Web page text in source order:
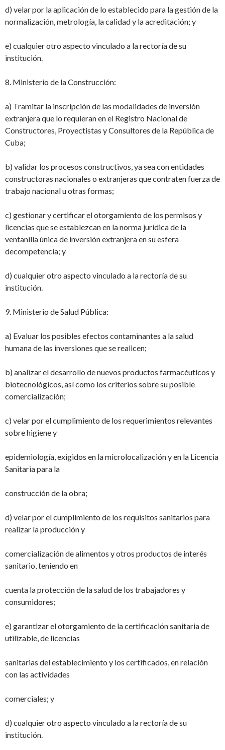
d) velar por la aplicación de lo establecido para la gestión de la
normalización, metrología, la calidad y la acreditación; y
e) cualquier otro aspecto vinculado a la rectoría de su
institución.
8. Ministerio de la Construcción:
a) Tramitar la inscripción de las modalidades de inversión
extranjera que lo requieranen el Registro Nacional de
Constructores, Proyectistas y Consultores de la República de
Cuba;
b) validar los procesos constructivos, ya sea con entidades
constructoras nacionales o extranjeras que contraten fuerza de
trabajo nacional u otras formas;
c) gestionar y certificar el otorgamiento de los permisos y
licencias que se establezcanen la norma jurídica de la
ventanilla única de inversión extranjera en su esfera
decompetencia; y
d) cualquier otro aspecto vinculado a la rectoría de su
institución.
9. Ministerio de Salud Pública:
a) Evaluar los posibles efectos contaminantes a la salud
humana de las inversiones quese realicen;
b) analizar el desarrollo de nuevos productos farmacéuticos y
biotecnológicos, asícomo los criterios sobre su posible
comercialización;
c) velar por el cumplimiento de los requerimientos relevantes
sobre higiene y
epidemiología, exigidos en la microlocalización y en la Licencia
Sanitaria para la
construcción de la obra;
d) velar por el cumplimiento de los requisitos sanitarios para
realizar la producción y
comercialización de alimentos y otros productos de interés
sanitario, teniendo en
cuenta la protección de la salud de los trabajadores y
consumidores;
e) garantizar el otorgamiento de la certificación sanitaria de
utilizable, de licencias
sanitarias del establecimiento y los certificados, en relación
con las actividades
comerciales; y
d) cualquier otro aspecto vinculado a la rectoría de su
institución.